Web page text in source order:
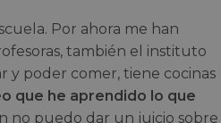
Por ahora me han
también el instituto
y poder comer, tiene cocinas
que he aprendido lo que
no puedo dar un juicio sobre